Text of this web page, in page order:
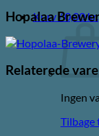
Kurv /0,00kr.
Ingen
Tilbage
Hopalaa
Relaterede